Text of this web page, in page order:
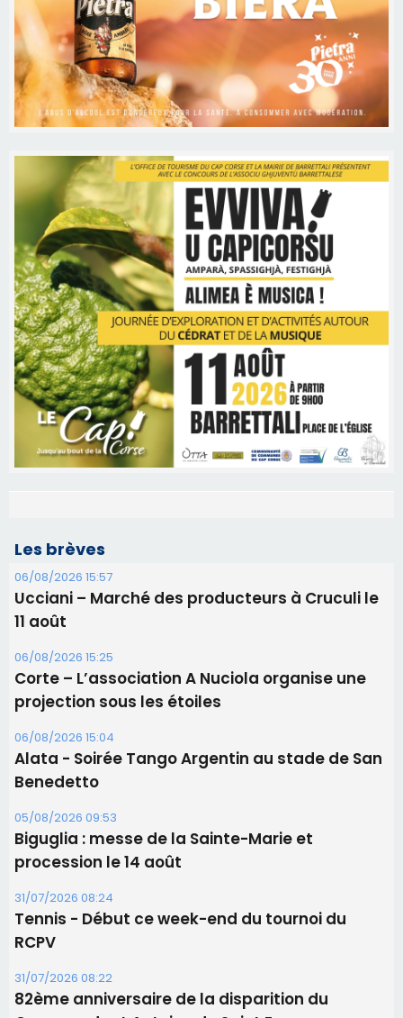
Les brèves
06/08/2026 15:57
Ucciani – Marché des producteurs à Cruculi le
11 août
06/08/2026 15:25
Corte – L’association A Nuciola organise une
projection sous les étoiles
06/08/2026 15:04
Alata - Soirée Tango Argentin au stade de San
Benedetto
05/08/2026 09:53
Biguglia : messe de la Sainte-Marie et